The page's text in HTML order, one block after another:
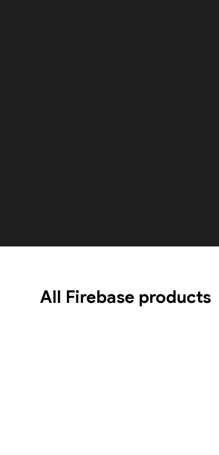
All Firebase products